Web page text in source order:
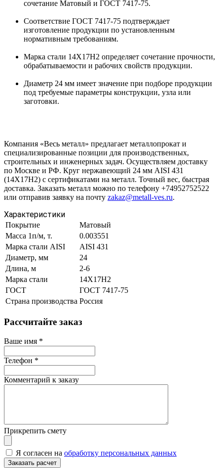
сочетание Матовый и ГОСТ 7417-75.
Соответствие ГОСТ 7417-75 подтверждает
изготовление продукции по установленным
нормативным требованиям.
Марка стали 14Х17Н2 определяет сочетание прочности,
обрабатываемости и рабочих свойств продукции.
Диаметр 24 мм имеет значение при подборе продукции
под требуемые параметры конструкции, узла или
заготовки.
Компания «Весь металл» предлагает металлопрокат и
специализированные позиции для производственных,
строительных и инженерных задач. Осуществляем доставку
по Москве и РФ. Круг нержавеющий 24 мм AISI 431
(14Х17Н2) с сертификатами на металл. Точный вес, быстрая
доставка. Заказать металл можно по телефону +74952752522
или отправив заявку на почту zakaz@metall-ves.ru.
Характеристики
Покрытие
Матовый
Масса 1п/м, т.
0.003551
Марка стали AISI
AISI 431
Диаметр, мм
24
Длина, м
2-6
Марка стали
14Х17Н2
ГОСТ
ГОСТ 7417-75
Страна производства Россия
Рассчитайте заказ
Ваше имя *
Телефон *
Комментарий к заказу
Прикрепить смету
Я согласен на обработку персональных данных